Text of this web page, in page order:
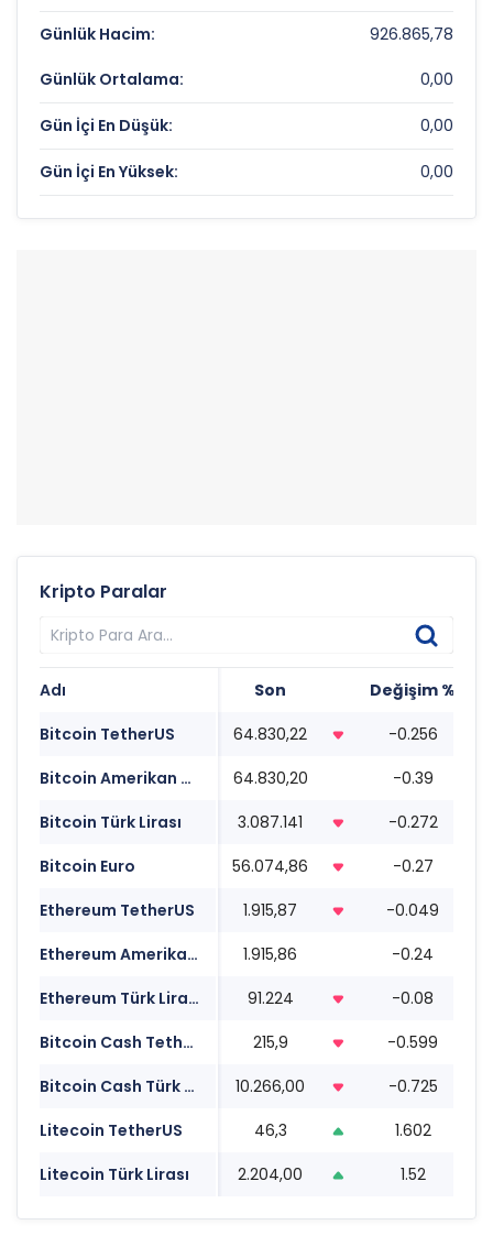
Günlük Hacim: 926.865,78
Günlük Ortalama: 0,00
Gün İçi En Düşük: 0,00
Gün İçi En Yüksek: 0,00
Kripto Paralar
Adı Son Değişim %
Bitcoin TetherUS
64.830,22 -0.256
Bitcoin Amerikan Doları
64.830,20 -0.39
Bitcoin Türk Lirası
3.087.141 -0.272
Bitcoin Euro
56.074,86 -0.27
Ethereum TetherUS
1.915,87 -0.049
Ethereum Amerikan Doları
1.915,86 -0.24
Ethereum Türk Lirası
91.224 -0.08
Bitcoin Cash TetherUS
215,9 -0.599
Bitcoin Cash Türk Lirası
10.266,00 -0.725
Litecoin TetherUS
46,3 1.602
Litecoin Türk Lirası
2.204,00 1.52